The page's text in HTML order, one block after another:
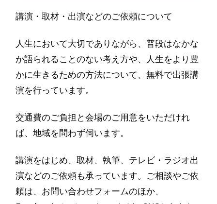
講演・取材・出演などのご依頼について
人生において大切でありながら、普段はなかな
か語られることのない考え方や、人生をより豊
かに生きるための方法について、無料で出張講
演を行っています。
交通費のご負担と会場のご用意をいただけれ
ば、地域を問わず伺います。
講演をはじめ、取材、執筆、テレビ・ラジオ出
演などのご依頼も承っています。ご相談やご依
頼は、お問い合わせフォームのほか、